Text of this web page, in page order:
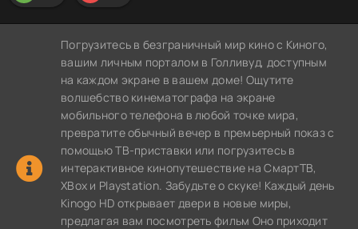
Погрузитесь в безграничный мир кино с Киного,
вашим личным порталом в Голливуд, доступным
на каждом экране в вашем доме! Ощутите
волшебство кинематографа на экране
мобильного телефона в любой точке мира,
превратите обычный вечер в премьерный показ с
помощью ТВ-приставки или погрузитесь в
интерактивное кинопутешествие на СмартТВ,
XBox и Playstation. Забудьте о скуке! Каждый день
Kinogo HD открывает двери в новые миры,
предлагая вам посмотреть фильм Оно приходит